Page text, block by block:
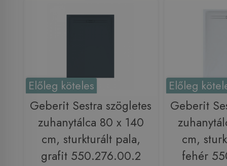
Előleg köteles
Geberit Sestra szögletes
zuhanytálca 80 x 140
cm, sturkturált pala,
grafit 550.276.00.2
Előleg
Geberit
cm,
fehér